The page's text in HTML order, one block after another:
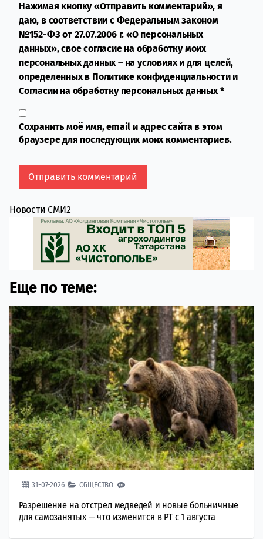
Нажимая кнопку «Отправить комментарий», я
даю, в соответствии с Федеральным законом
№152-ФЗ от 27.07.2006 г. «О персональных
данных», свое согласие на обработку моих
персональных данных – на условиях и для целей,
определенных в Политике конфиденциальностии
Согласии на обработку персональных данных*
Сохранить моё имя, email и адрес сайта в этом
браузере для последующих моих комментариев.
Новости СМИ2
Еще по теме:
31-07-2026 ОБЩЕСТВО
Разрешение на отстрел медведей и новые больничные
для самозанятых — что изменится в РТ с 1 августа